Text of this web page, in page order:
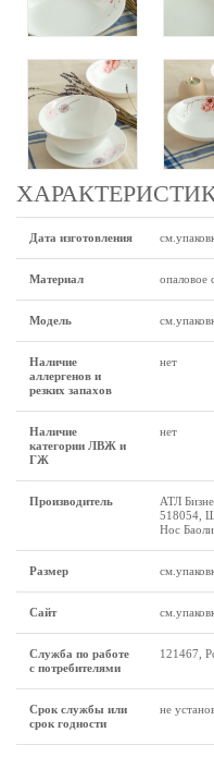
Дата изготовления
Материал опаловое
Модель
Наличие
аллергенов и
резких запахов
нет
Наличие
категории ЛВЖ и
ГЖ
нет
Производитель
АТЛ
518054,
Нос
Размер
Сайт
Служба по работе
с потребителями
121467,
Срок службы или
срок годности
не